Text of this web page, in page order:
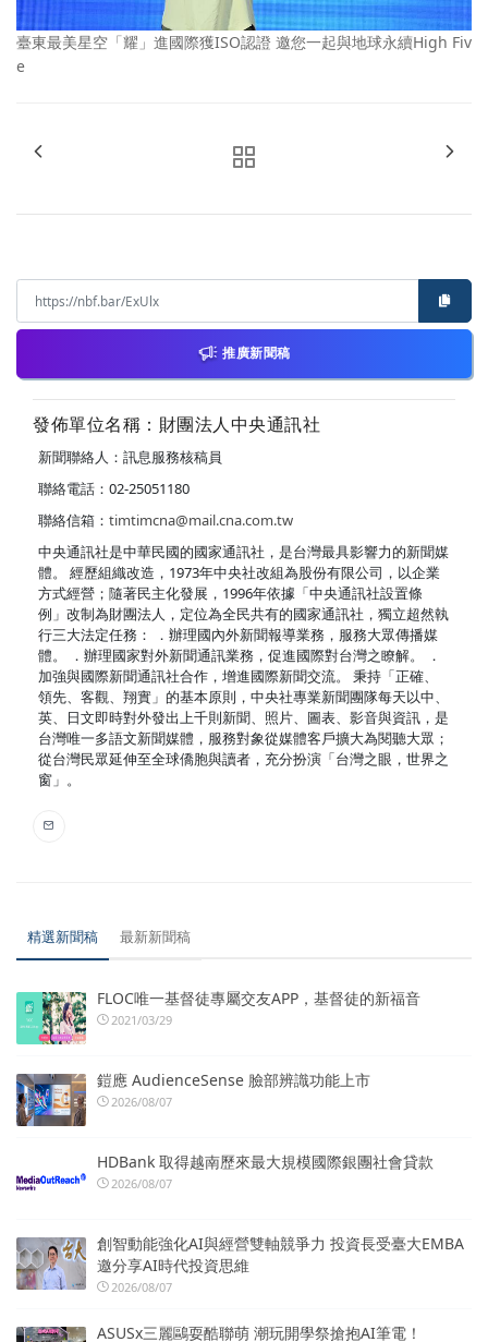
臺東最美星空「耀」進國際獲ISO認證 邀您一起與地球永續High Fiv
e
推廣新聞稿
發佈單位名稱：財團法人中央通訊社
新聞聯絡人：訊息服務核稿員
聯絡電話：02-25051180
聯絡信箱： timtimcna@mail.cna.com.tw
中央通訊社是中華民國的國家通訊社，是台灣最具影響力的新聞媒
體。 經歷組織改造，1973年中央社改組為股份有限公司，以企業
方式經營；隨著民主化發展，1996年依據「中央通訊社設置條
例」改制為財團法人，定位為全民共有的國家通訊社，獨立超然執
行三大法定任務： ．辦理國內外新聞報導業務，服務大眾傳播媒
體。 ．辦理國家對外新聞通訊業務，促進國際對台灣之瞭解。 ．
加強與國際新聞通訊社合作，增進國際新聞交流。 秉持「正確、
領先、客觀、翔實」的基本原則，中央社專業新聞團隊每天以中、
英、日文即時對外發出上千則新聞、照片、圖表、影音與資訊，是
台灣唯一多語文新聞媒體，服務對象從媒體客戶擴大為閱聽大眾；
從台灣民眾延伸至全球僑胞與讀者，充分扮演「台灣之眼，世界之
窗」。
精選新聞稿 最新新聞稿
FLOC唯一基督徒專屬交友APP，基督徒的新福音
2021/03/29
鎧應 AudienceSense 臉部辨識功能上市
2026/08/07
HDBank 取得越南歷來最大規模國際銀團社會貸款
2026/08/07
創智動能強化AI與經營雙軸競爭力 投資長受臺大EMBA
邀分享AI時代投資思維
2026/08/07
ASUSx三麗鷗耍酷聯萌 潮玩開學祭搶抱AI筆電！